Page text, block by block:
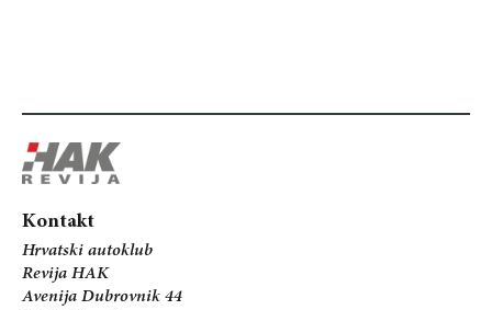
Kontakt
Hrvatski autoklub
Revija HAK
Avenija Dubrovnik 44